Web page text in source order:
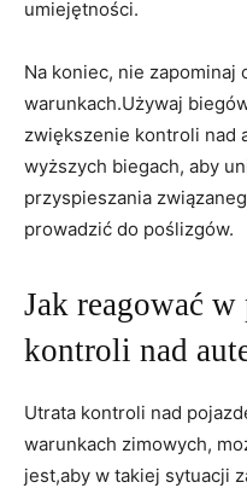
umiejętności.
Na koniec, nie
warunkach.Używaj
zwiększenie ⁤kontroli nad
wyższych biegach,⁤ aby
przyspieszania
prowadzić do poślizgów.
Jak reagować
kontroli nad
Utrata kontroli ‍nad⁢
warunkach zimowych,
jest,aby w‌ takiej ⁣sytuacji‍